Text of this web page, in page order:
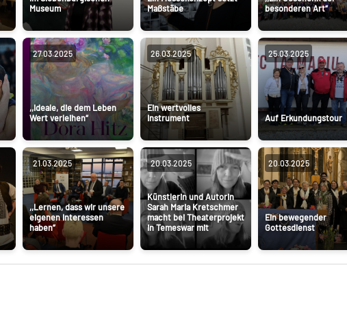
Museum
Maßstäbe
besonderen Art“
27.03.2025
,,Ideale, die dem Leben
Wert verleihen“
26.03.2025
Ein wertvolles
Instrument
25.03.2025
Auf Erkundungstour
21.03.2025
,,Lernen, dass wir unsere
eigenen Interessen
haben”
20.03.2025
Künstlerin und Autorin
Sarah Maria Kretschmer
macht bei Theaterprojekt
in Temeswar mit
20.03.2025
Ein bewegender
Gottesdienst